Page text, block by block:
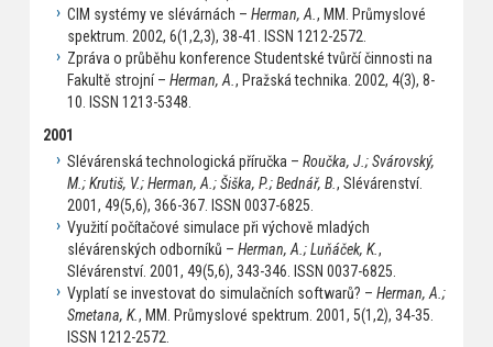
CIM systémy ve slévárnách – Herman, A. , MM. Průmyslové
spektrum. 2002, 6(1,2,3), 38-41. ISSN 1212-2572.
Zpráva o průběhu konference Studentské tvůrčí činnosti na
Fakultě strojní – Herman, A. , Pražská technika. 2002, 4(3), 8-
10. ISSN 1213-5348.
2001
Slévárenská technologická příručka – Roučka, J.; Svárovský,
M.; Krutiš, V.; Herman, A.; Šiška, P.; Bednář, B. , Slévárenství.
2001, 49(5,6), 366-367. ISSN 0037-6825.
Využití počítačové simulace při výchově mladých
slévárenských odborníků – Herman, A.; Luňáček, K.,
Slévárenství. 2001, 49(5,6), 343-346. ISSN 0037-6825.
Vyplatí se investovat do simulačních softwarů? – Herman, A.;
Smetana, K., MM. Průmyslové spektrum. 2001, 5(1,2), 34-35.
ISSN 1212-2572.